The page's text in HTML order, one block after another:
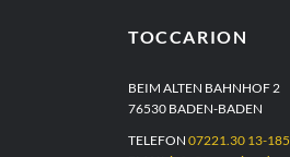
TOCCARION
BEIM ALTEN BAHNHOF 2
76530 BADEN-BADEN
TELEFON 07221.30 13-185